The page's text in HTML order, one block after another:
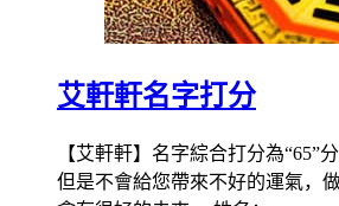
艾軒軒名字打分
【艾軒軒】名字綜合打分為“65”
但是不會給您帶來不好的運氣，